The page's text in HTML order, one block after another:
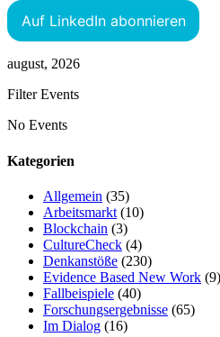
Auf LinkedIn abonnieren
august, 2026
Filter Events
No Events
Kategorien
Allgemein (35)
Arbeitsmarkt (10)
Blockchain (3)
CultureCheck (4)
Denkanstöße (230)
Evidence Based New Work (9)
Fallbeispiele (40)
Forschungsergebnisse (65)
Im Dialog (16)